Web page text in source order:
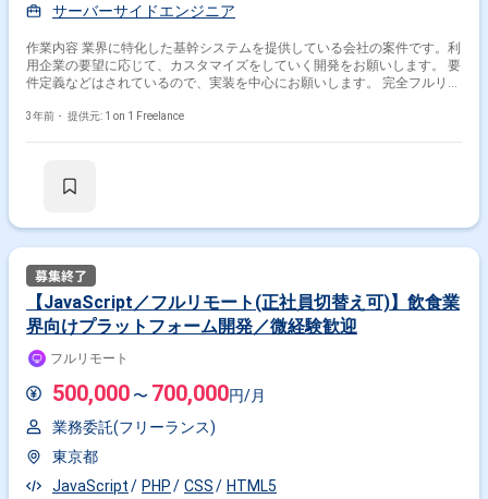
サーバーサイドエンジニア
作業内容 業界に特化した基幹システムを提供している会社の案件です。利
用企業の要望に応じて、カスタマイズをしていく開発をお願いします。 要
件定義などはされているので、実装を中心にお願いします。 完全フルリモ
3年前・ 提供元: 1 on 1 Freelance
【JavaScript／フルリモート(正社員切替え可)】飲食業
界向けプラットフォーム開発／微経験歓迎
フルリモート
500,000 〜 700,000円/月
業務委託(フリーランス)
東京都
JavaScript
PHP CSS
HTML5